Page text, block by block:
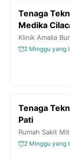
Tenaga
Medika
Klinik Amalia
2 Minggu yang
Tenaga
Pati
Rumah Sakit
2 Minggu yang